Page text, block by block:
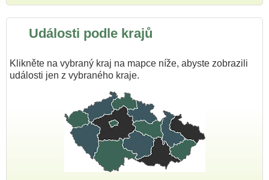
Události podle krajů
Klikněte na vybraný kraj na mapce níže, abyste zobrazili
události jen z vybraného kraje.